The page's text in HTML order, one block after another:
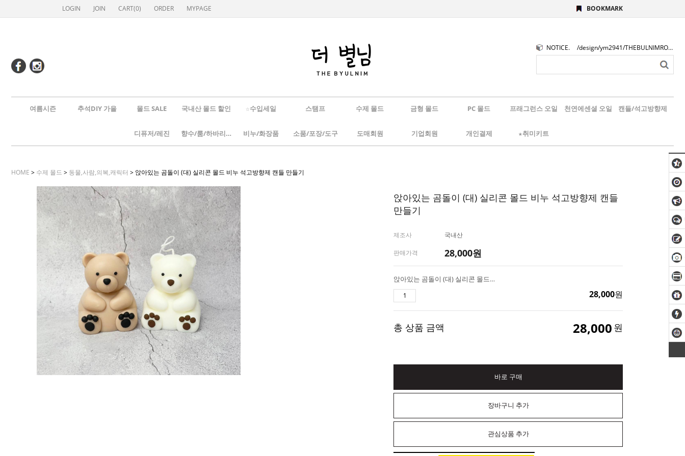
LOGIN JOIN CART(0) ORDER MYPAGE BOOKMARK
NOTICE. /design/ym2941/THEBULNIMROGO.png
여름시즌 추석DIY 가을 몰드 SALE 국내산 몰드 할인 ☆수입세일 스탬프 수제 몰드 금형 몰드 PC 몰드 프래그런스 오일 천연에센셜 오일 캔들/석고방향제
디퓨저/레진 향수/룸/하바리움 비누/화장품 소품/포장/도구 도매회원 기업회원 개인결제 ★취미키트
HOME > 수제 몰드 > 동물,사람,의복,캐릭터 > 앉아있는 곰돌이 (대) 실리콘 몰드 비누 석고방향제 캔들 만들기
앉아있는 곰돌이 (대) 실리콘 몰드 비누 석고방향제 캔들
만들기
제조사 국내산
판매가격 28,000원
앉아있는 곰돌이 (대) 실리콘 몰드 비누 석고방향제 캔들 만들기
28,000원
총 상품 금액 28,000 원
바로 구매
장바구니 추가
관심상품 추가